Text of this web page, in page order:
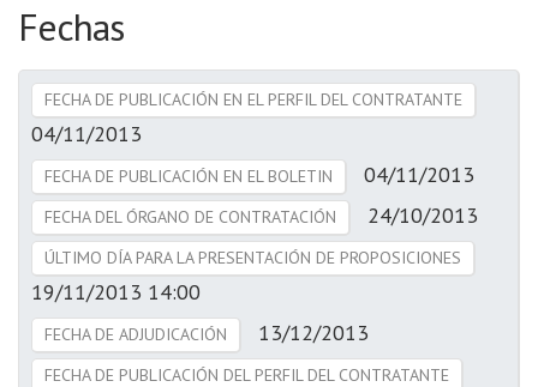
Fechas
FECHA DE PUBLICACIÓN EN EL PERFIL DEL CONTRATANTE
04/11/2013
FECHA DE PUBLICACIÓN EN EL BOLETIN 04/11/2013
FECHA DEL ÓRGANO DE CONTRATACIÓN 24/10/2013
ÚLTIMO DÍA PARA LA PRESENTACIÓN DE PROPOSICIONES
19/11/2013 14:00
FECHA DE ADJUDICACIÓN 13/12/2013
FECHA DE PUBLICACIÓN DEL PERFIL DEL CONTRATANTE